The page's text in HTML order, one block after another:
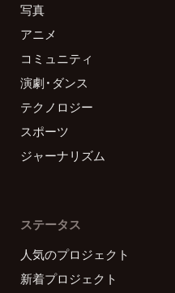
写真
アニメ
コミュニティ
演劇・ダンス
テクノロジー
スポーツ
ジャーナリズム
ステータス
人気のプロジェクト
新着プロジェクト